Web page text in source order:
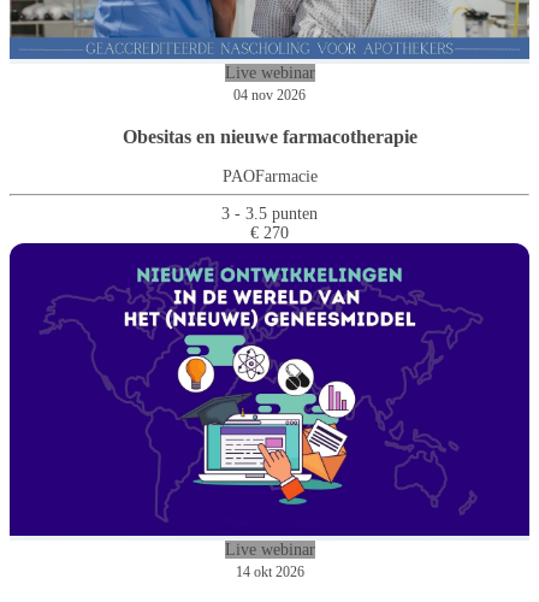
Live webinar
04 nov 2026
Obesitas en nieuwe farmacotherapie
PAOFarmacie
3 - 3.5 punten
€ 270
Live webinar
14 okt 2026